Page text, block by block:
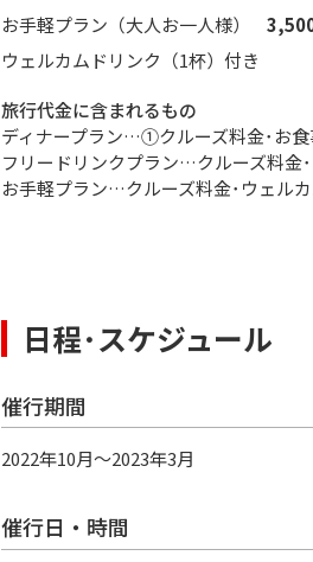
お手軽プラン（大人お一人様）
ウェルカムドリンク（1杯）付き
旅行代金に含まれるもの
ディナープラン…①クルーズ料金･お
フリードリンクプラン…クルーズ料金
お手軽プラン…クルーズ料金･ウェルカ
日程･スケジュール
催行期間
2022年10月〜2023年3月
催行日・時間